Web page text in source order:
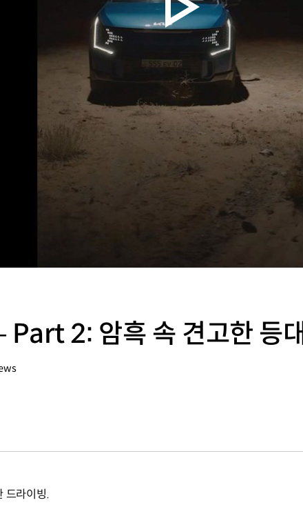
2: 암흑 속 견고한 등대
드라이빙.